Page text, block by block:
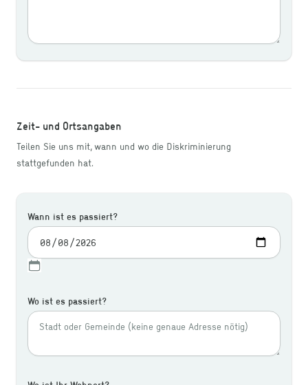
Zeit- und Ortsangaben
Teilen Sie uns mit, wann und wo die Diskriminierung
stattgefunden hat.
Wann ist es passiert?
Wo ist es passiert?